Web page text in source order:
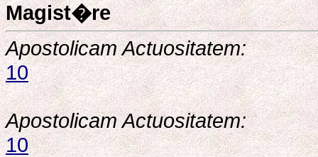
Magist�re
Apostolicam Actuositatem:
10
Apostolicam Actuositatem:
10